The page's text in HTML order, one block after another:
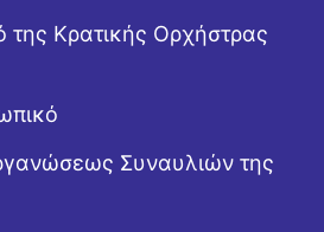
της Κρατικής Ορχήστρας
Συναυλιών της